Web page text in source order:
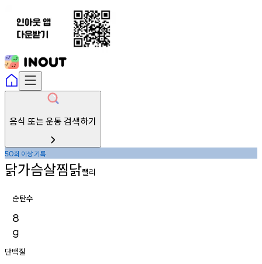
음식 또는 운동 검색하기
50회 이상기록
닭가슴살찜닭랠리
순탄수
8
g
단백질